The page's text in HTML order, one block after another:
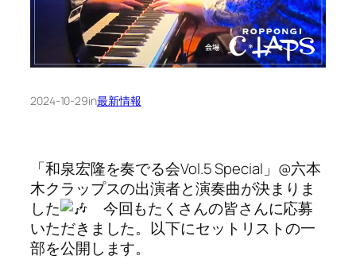
2024-10-29in最新情報
「和泉宏隆を奏でる会Vol.5 Special」@六本
木クラップスの出演者と演奏曲が決まりま
した
今回もたくさんの皆さんに応募
いただきました。以下にセットリストの一
部を公開します。